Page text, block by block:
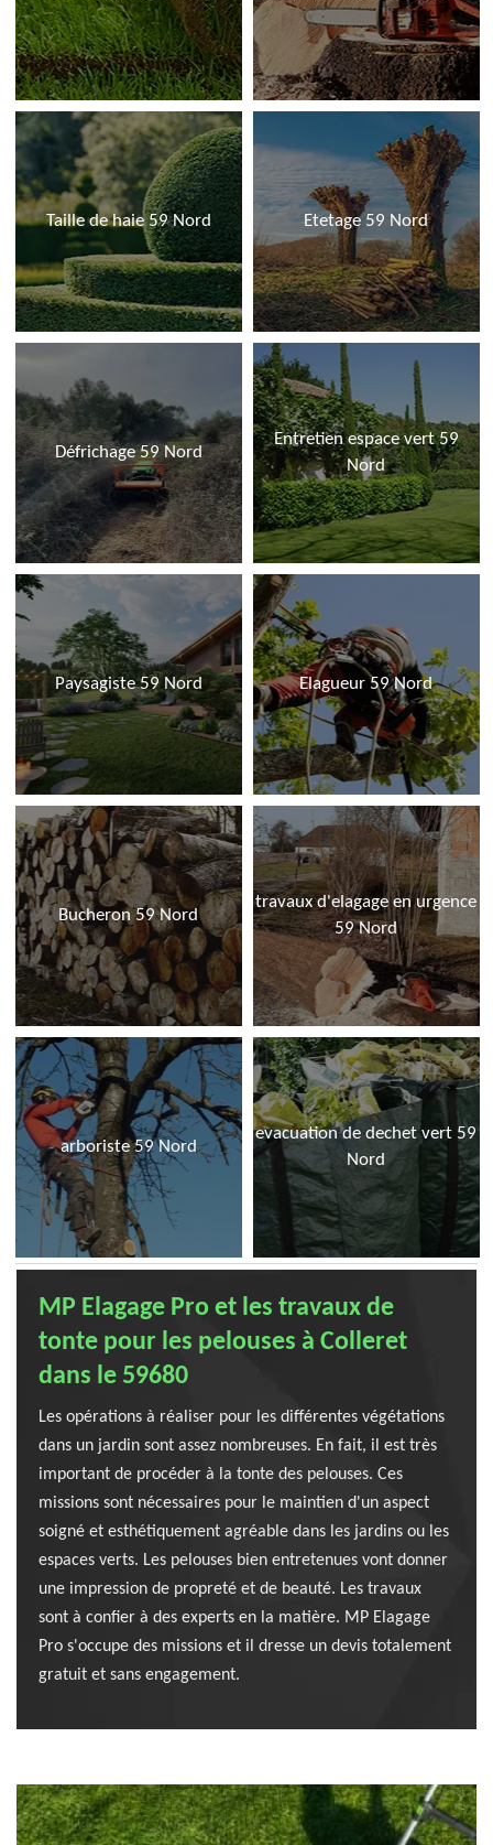
Taille de haie 59 Nord Etetage 59 Nord
Défrichage 59 Nord
Entretien espace vert 59
Nord
Paysagiste 59 Nord Elagueur 59 Nord
Bucheron 59 Nord
travaux d'elagage en urgence
59 Nord
arboriste 59 Nord
evacuation de dechet vert 59
Nord
MP Elagage Pro et les travaux de
tonte pour les pelouses à Colleret
dans le 59680
Les opérations à réaliser pour les différentes végétations
dans un jardin sont assez nombreuses. En fait, il est très
important de procéder à la tonte des pelouses. Ces
missions sont nécessaires pour le maintien d'un aspect
soigné et esthétiquement agréable dans les jardins ou les
espaces verts. Les pelouses bien entretenues vont donner
une impression de propreté et de beauté. Les travaux
sont à confier à des experts en la matière. MP Elagage
Pro s'occupe des missions et il dresse un devis totalement
gratuit et sans engagement.